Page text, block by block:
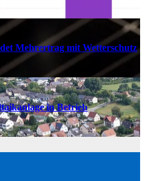
Mehrertrag mit Wetterschutz
in Betrieb